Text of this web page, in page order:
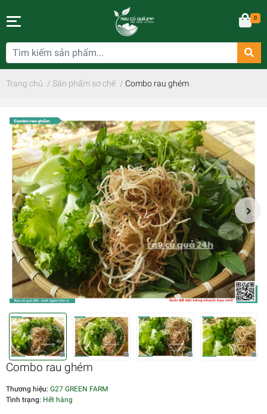
0
Trang chủ / Sản phẩm sơ chế / Combo rau ghém
Combo rau ghém
Thương hiệu: G27 GREEN FARM
Tình trạng: Hết hàng